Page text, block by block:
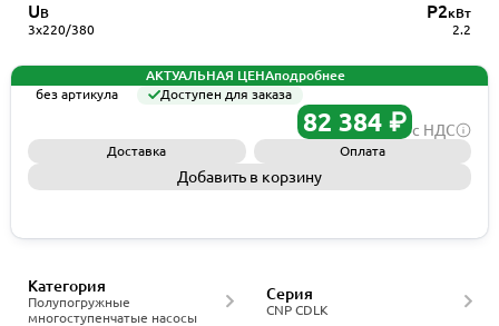
UВ
3x220/380
P2кВт
2.2
АКТУАЛЬНАЯ ЦЕНАподробнее
без артикула
Доступен для заказа
82 384 ₽ с НДС
Доставка Оплата
Добавить в корзину
Полупогружные
многоступенчатые насосы
Категория
CNP CDLK
Серия